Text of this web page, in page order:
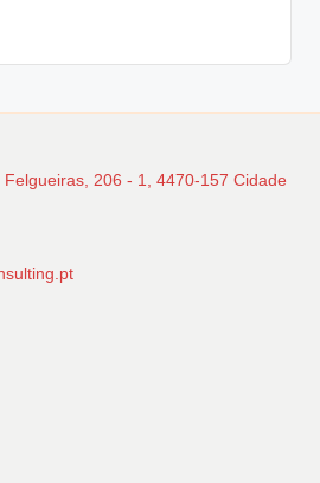
Felgueiras, 206 - 1, 4470-157 Cidade